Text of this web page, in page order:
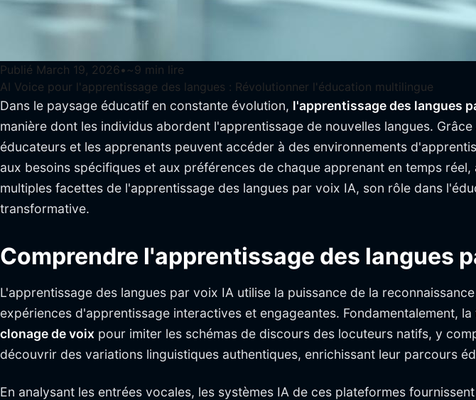
Publié March 19, 2026• ~9 min lire
AI Voice pour l'apprentissage des langues : Révolutionner l'éducation multilingue
Dans le paysage éducatif en constante évolution, l'apprentissage des langues
manière dont les individus abordent l'apprentissage de nouvelles langues.
éducateurs et les apprenants peuvent accéder à des environnements
aux besoins spécifiques et aux préférences de chaque apprenant en temps
multiples facettes de l'apprentissage des langues par voix IA, son rôle dans
transformative.
Comprendre l'apprentissage des langues
L'apprentissage des langues par voix IA utilise la puissance de la
expériences d'apprentissage interactives et engageantes. Fondamentalement,
clonage de voix pour imiter les schémas de discours des locuteurs natifs, y
découvrir des variations linguistiques authentiques, enrichissant leur parcours
En analysant les entrées vocales, les systèmes IA de ces plateformes